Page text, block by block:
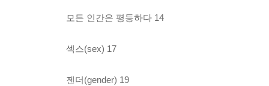
모든 인간은 평등하다 14
섹스(sex) 17
젠더(gender) 19